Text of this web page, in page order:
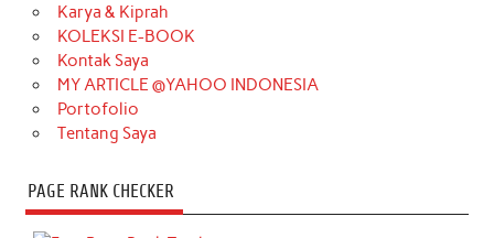
Karya & Kiprah
KOLEKSI E-BOOK
Kontak Saya
MY ARTICLE @YAHOO INDONESIA
Portofolio
Tentang Saya
PAGE RANK CHECKER